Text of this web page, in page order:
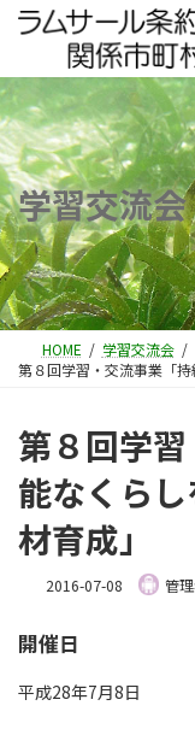
ン
へ
ス
キ
ッ
プ
ー
ョ
ン
に
移
動
学習交流会
HOME
学習交流会
第８回学習・交流事業「持
第８回学
能なくら
材育成」
2016-07-08 管
開催日
平成28年7月8日